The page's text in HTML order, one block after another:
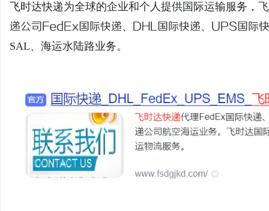
飞时达快递为全球的企业和个人提供国际运输服务，
递公司FedEx国际快递、 DHL国际快递、 UPS国际
SAL、海运水陆路业务。